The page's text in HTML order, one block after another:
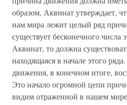
образом, Аквинат утверждает,
нам мира лежит целый ряд
существует бесконечного числа
Аквинат, то должна
находящаяся в начале этого
движения, в конечном итоге,
Это начало огромной цепи
видим отраженной в нашем